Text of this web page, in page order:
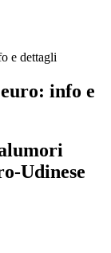
e dettagli
info e
Udinese